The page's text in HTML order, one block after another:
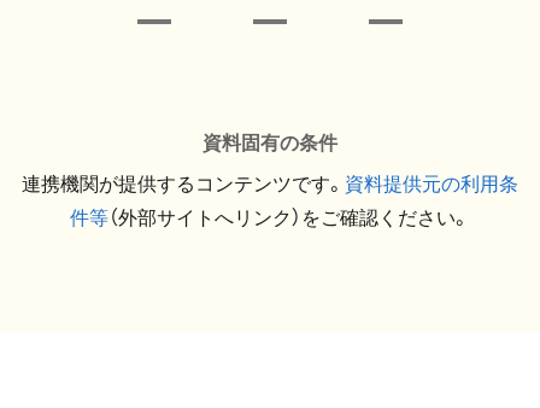
資料固有の条件
連携機関が提供するコンテンツです。 資料提供元の利用条
件等（外部サイトへリンク）をご確認ください。